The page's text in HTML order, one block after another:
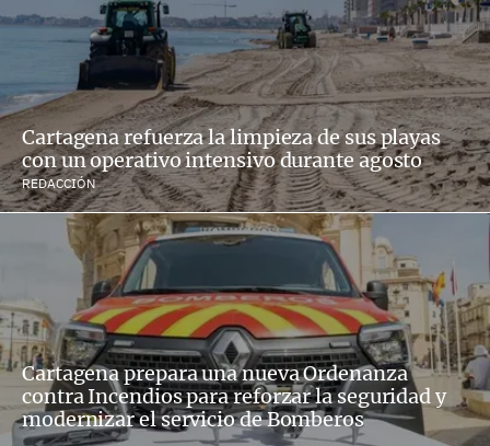
Cartagena refuerza la limpieza de sus playas
con un operativo intensivo durante agosto
REDACCIÓN
Cartagena prepara una nueva Ordenanza
contra Incendios para reforzar la seguridad y
modernizar el servicio de Bomberos